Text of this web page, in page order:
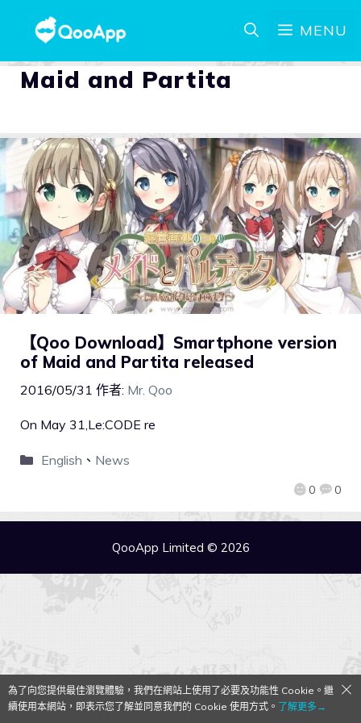
MENU
Maid and Partita
【Qoo Download】Smartphone version
of Maid and Partita released
2016/05/31 作者: Mr. Qoo
0 0
On May 31,Le:CODE re
English 、 News
QooApp Limited © 2026
為了向您提供最佳瀏覽體驗，我們在網站上使用了必要及功能性 Cookie。繼
續使用本網站，即表示您了解並同意我們的 Cookie 使用方式。 了解更多→